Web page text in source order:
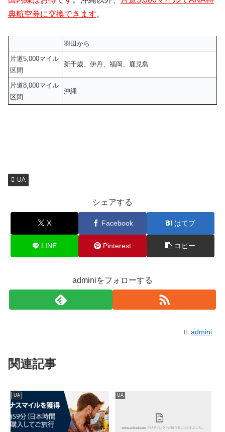
典航空券に交換できます。
羽田から
片道5,000マイル
区間
新千歳、伊丹、福岡、鹿児島
片道8,000マイル
区間
沖縄
UA
シェアする
X Facebook はてブ
LINE Pinterest コピー
adminiをフォローする
admini
関連記事
UA UA